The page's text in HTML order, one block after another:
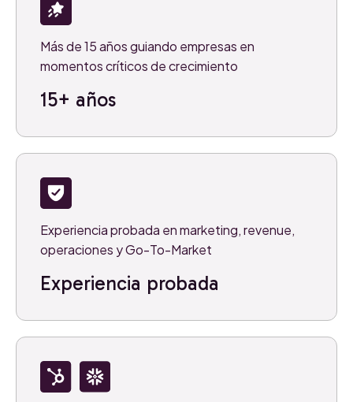
15+ años
Más de 15 años guiando empresas en
momentos críticos de crecimiento
Experiencia probada
Experiencia probada en marketing, revenue,
operaciones y Go-To-Market